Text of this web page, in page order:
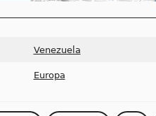
Venezuela
Europa